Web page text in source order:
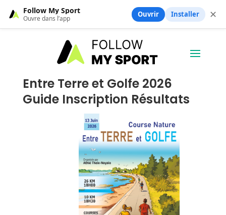
Entre Terre et Golfe 2026
Guide Inscription Résultats
Follow My Sport
Ouvre dans l’app Ouvrir Installer ✕